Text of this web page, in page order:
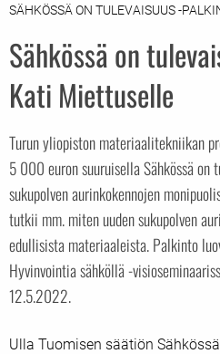
SÄHKÖSSÄ ON TULEVAISUUS -
Sähkössä on
Kati Miettuselle
Turun yliopiston materiaalitekniikan
5 000 euron suuruisella Sähkössä on
sukupolven aurinkokennojen
tutkii mm. miten uuden sukupolven
edullisista materiaaleista. Palkinto
Hyvinvointia sähköllä -
12.5.2022.
Ulla Tuomisen säätiön